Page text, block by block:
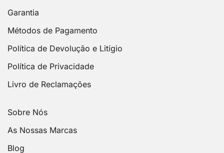
Garantia
Métodos de Pagamento
Política de Devolução e Litígio
Política de Privacidade
Livro de Reclamações
Sobre Nós
As Nossas Marcas
Blog